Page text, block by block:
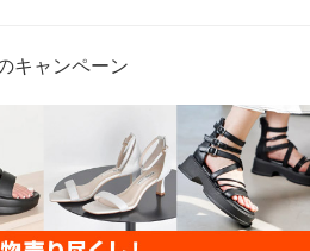
キャンペーン